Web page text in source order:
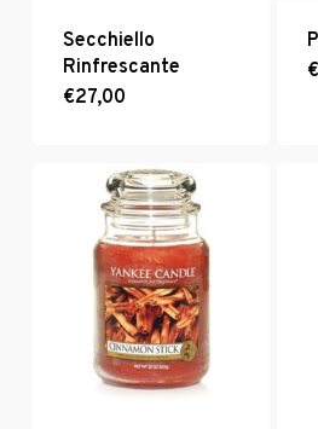
Secchiello
Rinfrescante
€27,00
più
varianti.
Le
opzioni
possono
essere
scelte
nella
pagina
€